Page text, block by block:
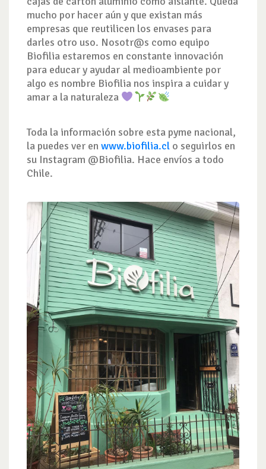
mucho por hacer aún y que existan más
empresas que reutilicen los envases para
darles otro uso. Nosotr@s como equipo
Biofilia estaremos en constante innovación
para educar y ayudar al medioambiente por
algo es nombre Biofilia nos inspira a cuidar y
amar a la naturaleza
Toda la información sobre esta pyme nacional,
la puedes ver en www.biofilia.cl o seguirlos en
su Instagram @Biofilia. Hace envíos a todo
Chile.